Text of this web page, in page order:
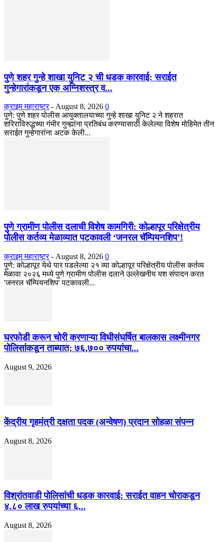
पुणे शहर गुन्हे शाखा युनिट २ ची धडक कारवाई: सराईत
गुन्हेगारांकडून एक अग्निशस्त्र व...
क्राइम महाराष्ट्र - August 8, 2026 0
​पुणे: पुणे शहर पोलीस आयुक्तालयाच्या गुन्हे शाखा युनिट २ ने शहरात
शरिराविरुद्धच्या गंभीर गुन्ह्यांना प्रतिबंध करण्यासाठी केलेल्या विशेष मोहिमेत तीन
सराईत गुन्हेगारांना अटक केली...
पुणे ग्रामीण पोलीस दलाची विशेष कामगिरी: कोल्हापूर परिक्षेत्रीय
पोलीस कर्तव्य मेळाव्यात पटकावली ‘जनरल चॅम्पियनशिप’!
क्राइम महाराष्ट्र - August 8, 2026 0
पुणे: कोल्हापूर येथे पार पडलेल्या २१ व्या कोल्हापूर परिक्षेत्रीय पोलीस कर्तव्य
मेळावा २०२६ मध्ये पुणे ग्रामीण पोलीस दलाने उल्लेखनीय यश संपादन करत
'जनरल चॅम्पियनशिप' पटकावली...
घरफोडी करून चोरी करणाऱ्या विधीसंघर्षित बालकास लक्ष्मीनगर
पोलिसांकडून ताब्यात; ७६,७०० रुपयांचा...
August 9, 2026
केंद्रीय गृहमंत्री दक्षता पदक (अन्वेषण) प्रदान सोहळा संपन्न
August 8, 2026
विश्रांतवाडी पोलिसांची धडक कारवाई; सराईत वाहन चोराकडून
४.८० लाख रुपयांच्या ६...
August 8, 2026